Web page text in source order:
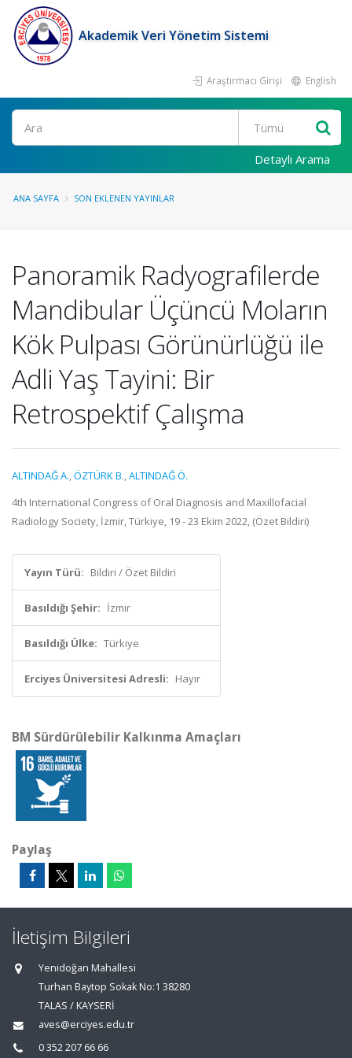
Akademik Veri Yönetim Sistemi
Araştırmacı Girişi English
Ara
Detaylı Arama
ANA SAYFA SON EKLENEN YAYINLAR
Panoramik Radyografilerde
Mandibular Üçüncü Moların
Kök Pulpası Görünürlüğü ile
Adli Yaş Tayini: Bir
Retrospektif Çalışma
ALTINDAĞ A.,ÖZTÜRK B.,ALTINDAĞ Ö.
4th International Congress of Oral Diagnosis and Maxillofacial
Radiology Society, İzmir, Türkiye, 19 - 23 Ekim 2022, (Özet Bildiri)
Yayın Türü: Bildiri / Özet Bildiri
Basıldığı Şehir: İzmir
Basıldığı Ülke: Türkiye
Erciyes Üniversitesi Adresli: Hayır
BM Sürdürülebilir Kalkınma Amaçları
Paylaş
İletişim Bilgileri
Yenidoğan Mahallesi
Turhan Baytop Sokak No:1 38280
TALAS / KAYSERİ
aves@erciyes.edu.tr
0 352 207 66 66